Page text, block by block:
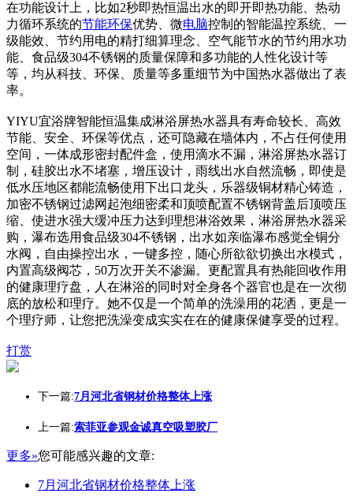
在功能设计上，比如2秒即热恒温出水的即开即热功能、热动
力循环系统的节能环保优势、微电脑控制的智能温控系统、一
级能效、节约用电的精打细算理念、空气能节水的节约用水功
能、食品级304不锈钢的质量保障和多功能的人性化设计等
等，均从科技、环保、质量等多重细节为中国热水器做出了表
率。
YIYU宜浴牌智能恒温集成淋浴屏热水器具有寿命较长、高效
节能、安全、环保等优点，还可隐藏在墙体内，不占任何使用
空间，一体成形密封配件盒，使用滴水不漏，淋浴屏热水器订
制，硅胶出水不堵塞，增压设计，雨线出水自然流畅，即使是
低水压地区都能流畅使用下出口龙头，乐器级铜材精心铸造，
加密不锈钢过滤网起泡细密柔和顶喷配置不锈钢背盖后顶喷压
缩、使进水强大缓冲压力达到理想淋浴效果，淋浴屏热水器采
购，瀑布选用食品级304不锈钢，出水如亲临瀑布感觉全铜分
水阀，自由操控出水，一键多控，随心所欲欲切换出水模式，
内置高级阀芯，50万次开关不渗漏。更配置具有热能回收作用
的健康理疗盘，人在淋浴的同时对全身各个器官也是在一次彻
底的放松和理疗。她不仅是一个简单的洗澡用的花洒，更是一
个理疗师，让您把洗澡变成实实在在的健康保健享受的过程。
打赏
下一篇:7月河北省钢材价格整体上涨
上一篇:索菲亚参观金诚真空吸塑胶厂
更多»您可能感兴趣的文章:
7月河北省钢材价格整体上涨